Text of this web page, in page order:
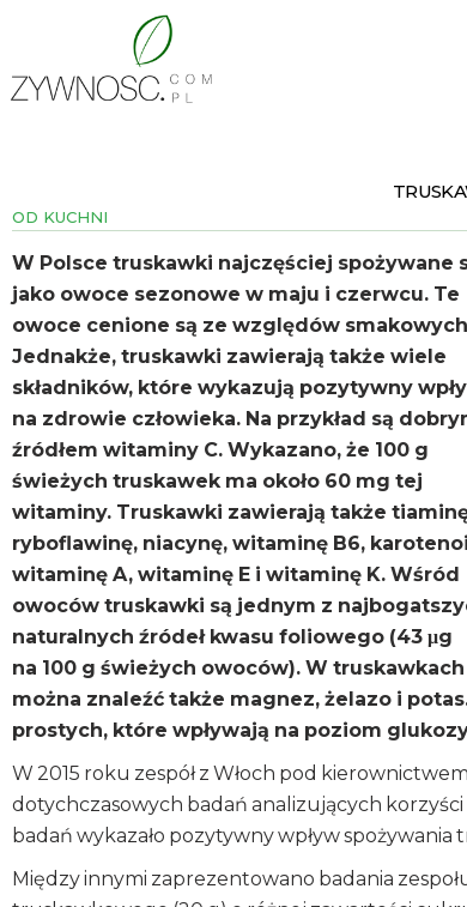
OD KUCHNI
W Polsce truskawki najczęściej spożywane
jako owoce sezonowe w maju i czerwcu. Te
owoce cenione są ze względów
Jednakże, truskawki zawierają także wiele
składników, które wykazują pozytywny
na zdrowie człowieka. Na przykład są
źródłem witaminy C. Wykazano, że 100 g
świeżych truskawek ma około 60 mg tej
witaminy. Truskawki zawierają także
ryboflawinę, niacynę, witaminę B6,
witaminę A, witaminę E i witaminę K. Wśród
owoców truskawki są jednym z
naturalnych źródeł kwasu foliowego (43 μg
na 100 g świeżych owoców). W truskawkach
można znaleźć także magnez, żelazo i
prostych, które wpływają na poziom
W 2015 roku zespół z Włoch pod
dotychczasowych badań analizujących
badań wykazało pozytywny wpływ
Między innymi zaprezentowano badania